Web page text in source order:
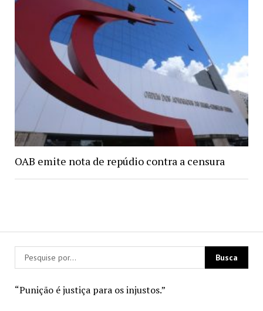
“Punição é justiça para os injustos.”
OAB emite nota de repúdio contra a censura